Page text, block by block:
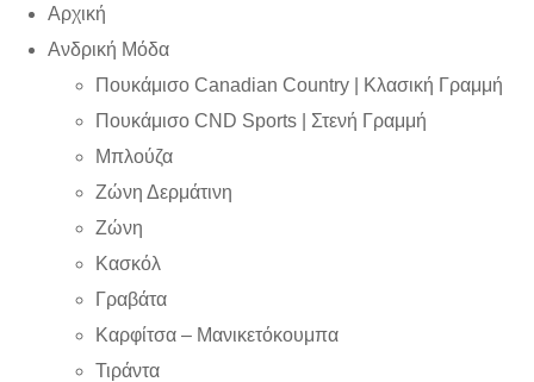
Αρχική
Ανδρική Μόδα
Πουκάμισο Canadian Country | Kλασική Γραμμή
Πουκάμισο CND Sports | Στενή Γραμμή
Μπλούζα
Ζώνη Δερμάτινη
Ζώνη
Κασκόλ
Γραβάτα
Καρφίτσα – Μανικετόκουμπα
Τιράντα